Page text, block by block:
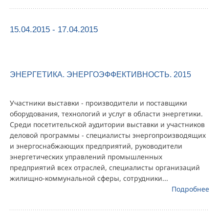
15.04.2015 - 17.04.2015
ЭНЕРГЕТИКА. ЭНЕРГОЭФФЕКТИВНОСТЬ. 2015
Участники выставки - производители и поставщики
оборудования, технологий и услуг в области энергетики.
Среди посетительской аудитории выставки и участников
деловой программы - специалисты энергопроизводящих
и энергоснабжающих предприятий, руководители
энергетических управлений промышленных
предприятий всех отраслей, специалисты организаций
жилищно-коммунальной сферы, сотрудники...
Подробнее